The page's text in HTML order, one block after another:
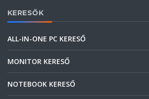
KERESŐK
ALL-IN-ONE PC KERESŐ
MONITOR KERESŐ
NOTEBOOK KERESŐ